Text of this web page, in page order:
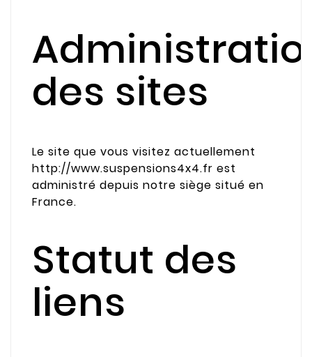
des sites
Le site que vous visitez actuellement
http://www.suspensions4x4.fr est
administré depuis notre siège situé en
France.
Statut des
liens